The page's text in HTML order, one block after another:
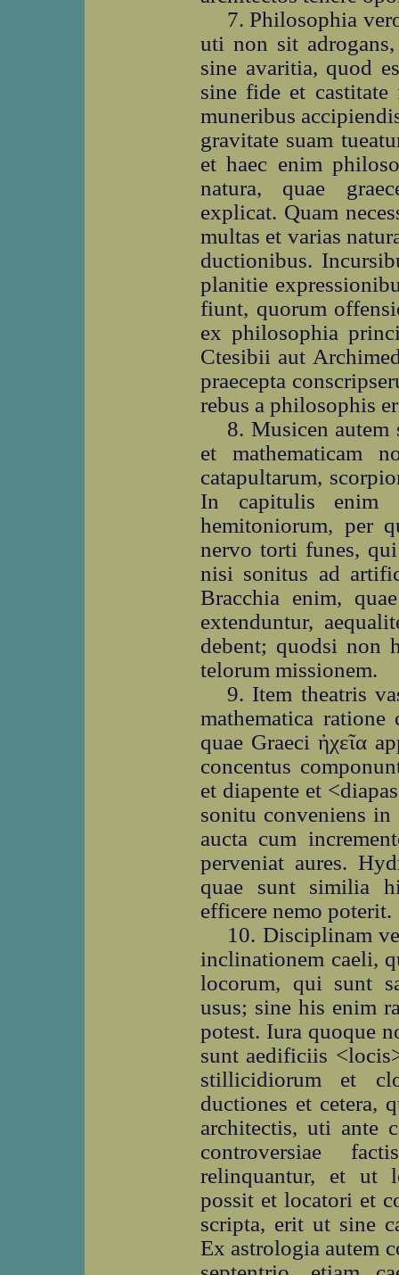
7. Philosophia
uti non sit
sine avaritia, quod
sine fide et
muneribus
gravitate suam
et haec enim
natura, quae
explicat. Quam
multas et varias
ductionibus.
planitie
fiunt, quorum
ex philosophia
Ctesibii aut
praecepta
rebus a philosophis
8. Musicen
et mathematicam
catapultarum,
In capitulis enim
hemitoniorum, per
nervo torti funes,
nisi sonitus ad
Bracchia enim,
extenduntur,
debent; quodsi non
telorum missionem.
9. Item theatris
mathematica
quae Graeci ἠχεῖα
concentus
et diapente et
sonitu conveniens
aucta cum
perveniat aures.
quae sunt similia
efficere nemo poterit.
10. Disciplinam
inclinationem caeli,
locorum, qui sunt
usus; sine his enim
potest. Iura quoque
sunt aedificiis
stillicidiorum et
ductiones et cetera,
architectis, uti ante
controversiae
relinquantur, et ut
possit et locatori et
scripta, erit ut sine
Ex astrologia autem